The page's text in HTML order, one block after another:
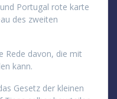
Portugal rote karte
des zweiten
Rede davon, die mit
kann.
Gesetz der kleinen